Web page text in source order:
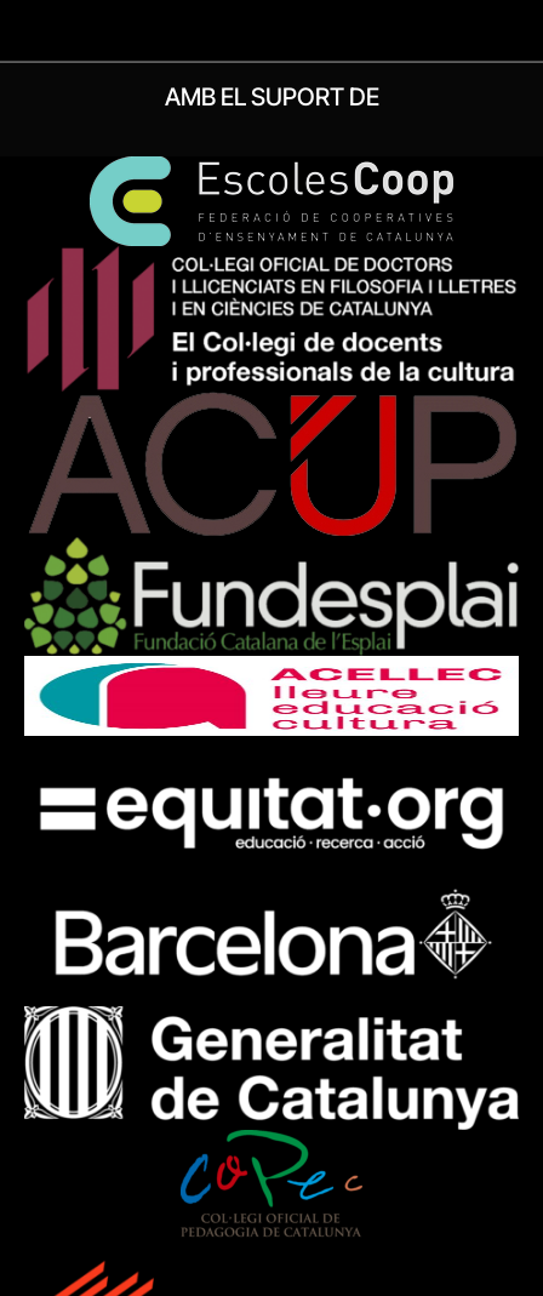
AMB EL SUPORT DE